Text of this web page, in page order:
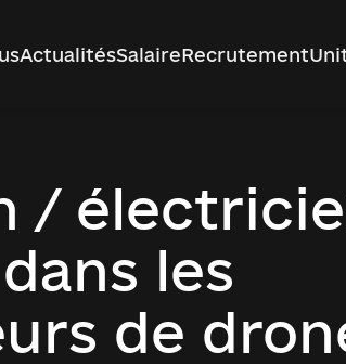
ActualitésSalaireRecrutement
/
les
de